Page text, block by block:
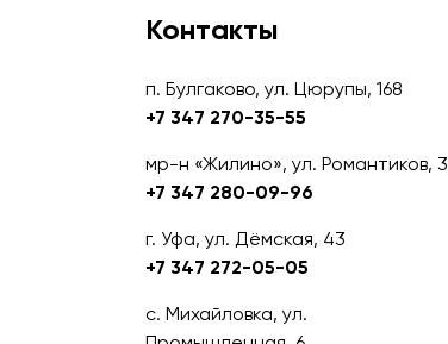
Контакты
п. Булгаково, ул. Цюрупы, 168
+7 347 270-35-55
мр-н «Жилино», ул. Романтиков, 3
+7 347 280-09-96
г. Уфа, ул. Дёмская, 43
+7 347 272-05-05
с. Михайловка, ул.